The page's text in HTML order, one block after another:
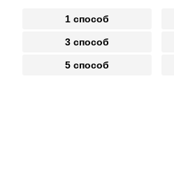
1 способ
3 способ
5 способ